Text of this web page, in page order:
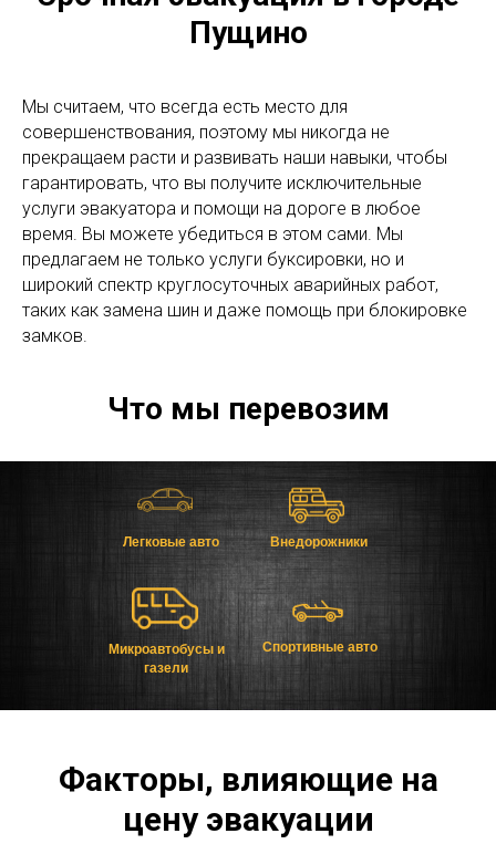
Пущино
Мы считаем, что всегда есть место для
совершенствования, поэтому мы никогда не
прекращаем расти и развивать наши навыки, чтобы
гарантировать, что вы получите исключительные
услуги эвакуатора и помощи на дороге в любое
время. Вы можете убедиться в этом сами. Мы
предлагаем не только услуги буксировки, но и
широкий спектр круглосуточных аварийных работ,
таких как замена шин и даже помощь при блокировке
замков.
Что мы перевозим
Легковые авто Внедорожники
Микроавтобусы и
газели
Спортивные авто
Факторы, влияющие на
цену эвакуации